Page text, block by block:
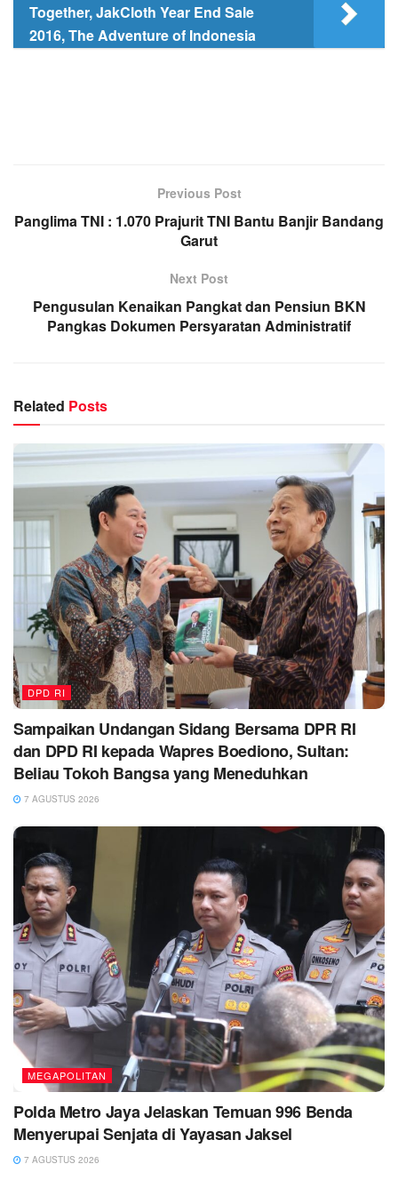
Together, JakCloth Year End Sale
2016, The Adventure of Indonesia
Previous Post
Panglima TNI : 1.070 Prajurit TNI Bantu Banjir Bandang
Garut
Next Post
Pengusulan Kenaikan Pangkat dan Pensiun BKN
Pangkas Dokumen Persyaratan Administratif
Related Posts
DPD RI
Sampaikan Undangan Sidang Bersama DPR RI
dan DPD RI kepada Wapres Boediono, Sultan:
Beliau Tokoh Bangsa yang Meneduhkan
7 AGUSTUS 2026
MEGAPOLITAN
Polda Metro Jaya Jelaskan Temuan 996 Benda
Menyerupai Senjata di Yayasan Jaksel
7 AGUSTUS 2026